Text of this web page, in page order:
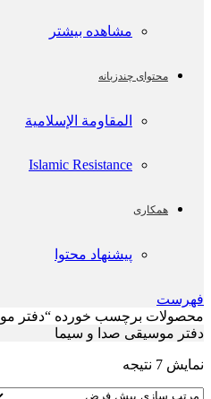
مشاهده بیشتر
محتوای چندزبانه
المقاومة الإسلامية
Islamic Resistance
همکاری
پیشنهاد محتوا
فهرست
محصولات برچسب خورده “دفتر
دفتر موسیقی صدا و سیما
نمایش 7 نتیجه